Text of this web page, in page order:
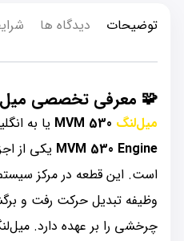
توضیحات دیدگاه ها
🧩 معرفی تخصصی
میل‌لنگ یا به
MVM 530 Engine یکی از
است. این قطعه در مرکز سیستم
وظیفه تبدیل حرکت رفت و
چرخشی را بر عهده دارد.